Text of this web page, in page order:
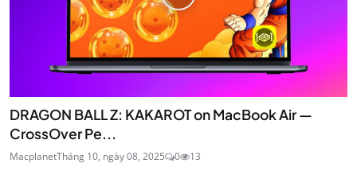
DRAGON BALL Z: KAKAROT on MacBook Air —
CrossOver Pe...
MacplanetTháng 10, ngày 08, 2025 0 13